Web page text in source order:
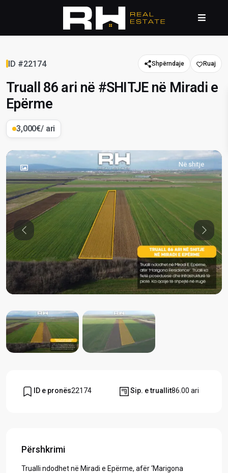
ID #22174 Shpërndaje
Truall 86 ari në #SHITJE në Miradi e
Epërme
3,000€/ ari
Në shitje
Previous
ID e pronës22174 Sip. e truallit86.00 ari
Përshkrimi
Trualli ndodhet në Miradi e Epërme, afër ‘Marigona